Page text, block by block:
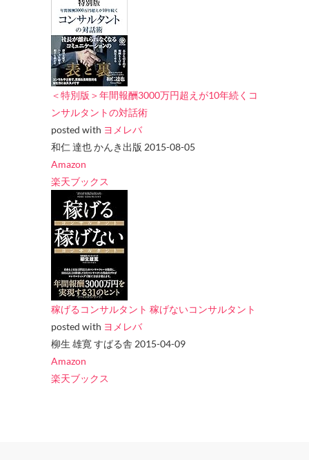
＜特別版＞年間報酬3000万円超えが10年続くコ
ンサルタントの対話術
posted with ヨメレバ
和仁 達也 かんき出版 2015-08-05
Amazon
楽天ブックス
稼げるコンサルタント 稼げないコンサルタント
posted with ヨメレバ
柳生 雄寛 すばる舎 2015-04-09
Amazon
楽天ブックス